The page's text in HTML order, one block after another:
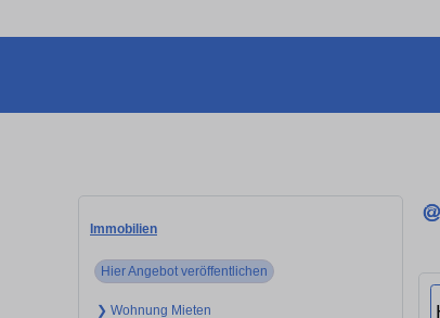
Immobilien
Hier Angebot veröffentlichen
❯ Wohnung Mieten